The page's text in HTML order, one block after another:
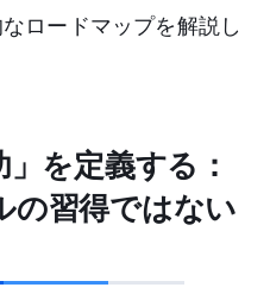
ロードマップを解説し
を定義する：
の習得ではない